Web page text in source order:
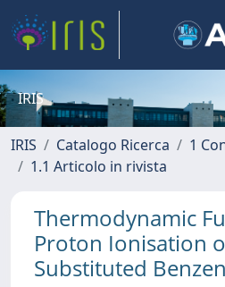
IRIS
IRIS Catalogo Ricerca
1
1.1 Articolo in rivista
Thermodynamic
Proton Ionisation
Substituted